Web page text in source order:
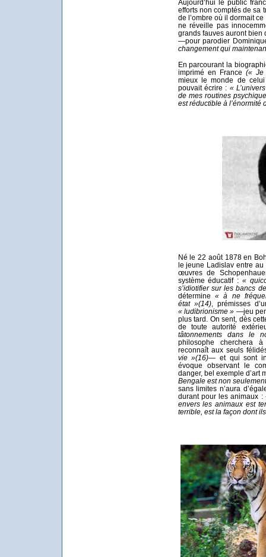
Aujourd’hui le public
efforts non comptés de sa
de l’ombre où il dormait
ne réveille pas
grands fauves auront bien
—pour parodier
changement qui
En parcourant la
imprimé en France (« Je
mieux le monde de
pouvait écrire : «
de mes routines
est réductible à l’énormité
Né le 22 août 1878 en
le jeune Ladislav entre
œuvres de
système éducatif : «
s’idiotifier sur les bancs
détermine « à ne
état »(14), prémisses
« ludibrionisme » —jeu
plus tard. On sent, dès
de toute autorité
tâtonnements dans le
philosophe cherchera
reconnaît aux seuls
vie »(16)— et qui sont
évoque observant le
danger, bel exemple d’art
Bengale est non
sans limites n’aura
durant pour les animaux :
envers les animaux est
terrible, est la façon dont